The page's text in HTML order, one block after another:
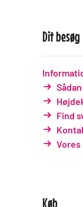
Dit besøg
Find
Køb